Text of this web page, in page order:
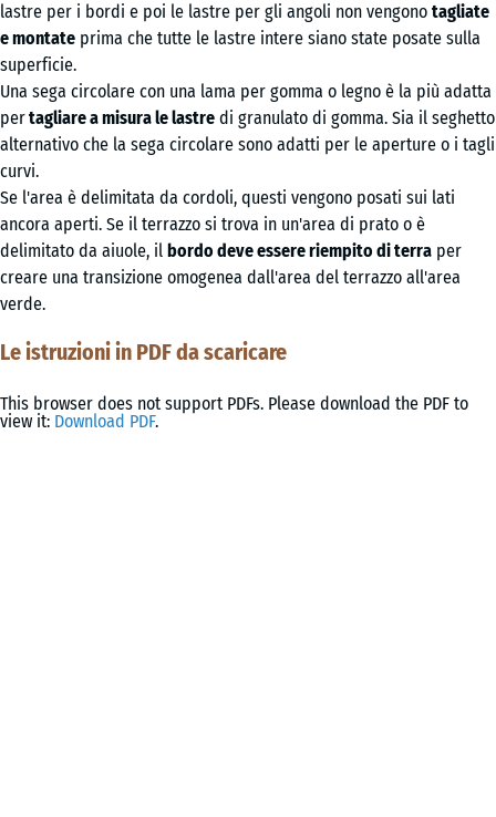
lastre per i bordi e poi le lastre per gli angoli non vengono tagliate
e montate prima che tutte le lastre intere siano state posate sulla
superficie.
Una sega circolare con una lama per gomma o legno è la più adatta
pertagliare a misura le lastre di granulato di gomma. Sia il seghetto
alternativo che la sega circolare sono adatti per le aperture o i tagli
curvi.
Se l'area è delimitata da cordoli, questi vengono posati sui lati
ancora aperti. Se il terrazzo si trova in un'area di prato o è
delimitato da aiuole, il bordo deve essere riempito di terra per
creare una transizione omogenea dall'area del terrazzo all'area
verde.
Le istruzioni in PDF da scaricare
This browser does not support PDFs. Please download the PDF to
view it: Download PDF.